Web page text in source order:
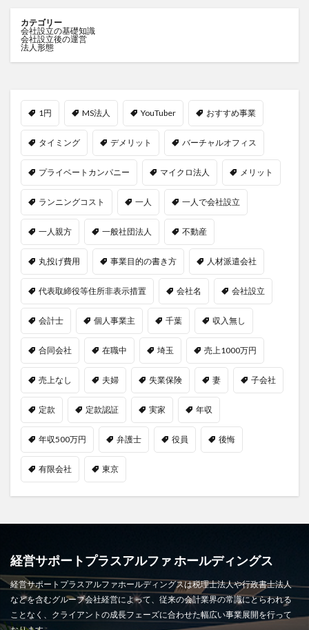
カテゴリー
会社設立の基礎知識
会社設立後の運営
法人形態
1円 MS法人 YouTuber おすすめ事業
タイミング デメリット バーチャルオフィス
プライベートカンパニー マイクロ法人 メリット
ランニングコスト 一人 一人で会社設立
一人親方 一般社団法人 不動産
丸投げ費用 事業目的の書き方 人材派遣会社
代表取締役等住所非表示措置 会社名 会社設立
会計士 個人事業主 千葉 収入無し
合同会社 在職中 埼玉 売上1000万円
売上なし 夫婦 失業保険 妻 子会社
定款 定款認証 実家 年収
年収500万円 弁護士 役員 後悔
有限会社 東京
経営サポートプラスアルファ ホールディングス
経営サポートプラスアルファホールディングスは税理士法人や行政書士法人
などを含むグループ会社経営によって、従来の会計業界の常識にとらわれる
ことなく、クライアントの成長フェーズに合わせた幅広い事業展開を行って